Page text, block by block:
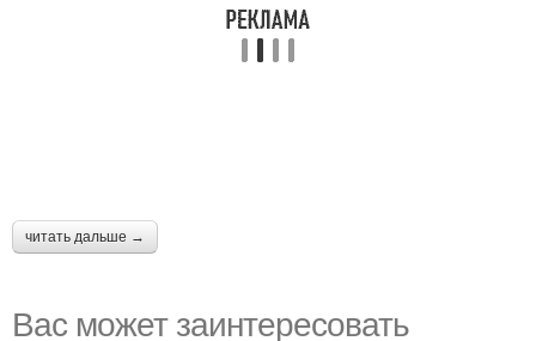
читать дальше →
Вас может заинтересовать